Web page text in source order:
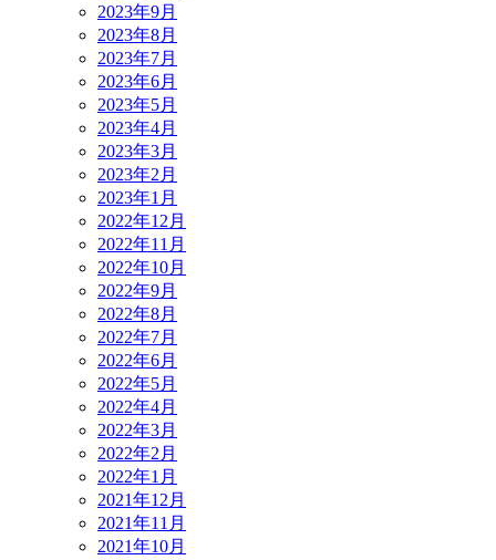
2023年9月
2023年8月
2023年7月
2023年6月
2023年5月
2023年4月
2023年3月
2023年2月
2023年1月
2022年12月
2022年11月
2022年10月
2022年9月
2022年8月
2022年7月
2022年6月
2022年5月
2022年4月
2022年3月
2022年2月
2022年1月
2021年12月
2021年11月
2021年10月